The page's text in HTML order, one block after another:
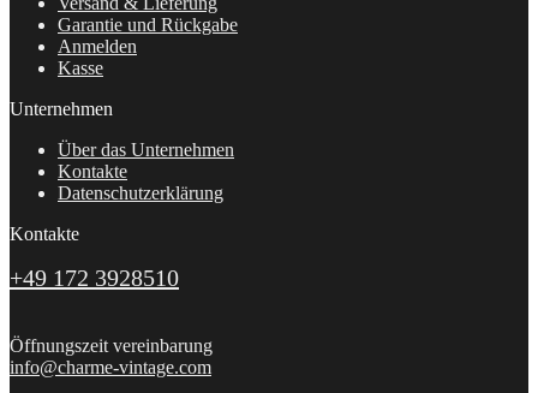
Garantie und Rückgabe
Anmelden
Kasse
Unternehmen
Über das Unternehmen
Kontakte
Datenschutzerklärung
Kontakte
+49 172 3928510
Öffnungszeit vereinbarung
info@charme-vintage.com